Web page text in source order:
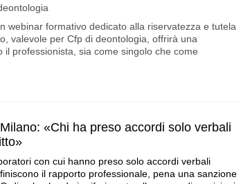
webinar formativo dedicato alla riservatezza e tutela
valevole per Cfp di deontologia, offrirà una
professionista, sia come singolo che come
«Chi ha preso accordi solo verbali
con cui hanno preso solo accordi verbali
il rapporto professionale, pena una sanzione